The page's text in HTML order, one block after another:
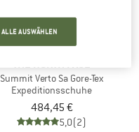
THE NORTH FACE
Summit Verto Sa Gore-Tex
Expeditionsschuhe
484,45 €
5,0(2)
ALLE AUSWÄHLEN